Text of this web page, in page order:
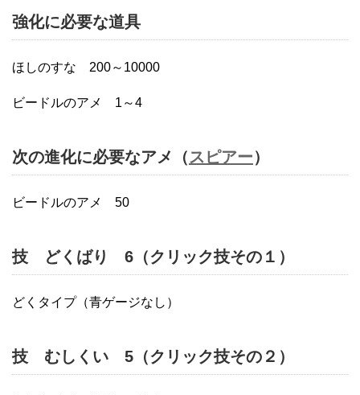
強化に必要な道具
ほしのすな 200～10000
ビードルのアメ 1～4
次の進化に必要なアメ（スピアー）
ビードルのアメ 50
技 どくばり 6（クリック技その１）
どくタイプ（青ゲージなし）
技 むしくい 5（クリック技その２）